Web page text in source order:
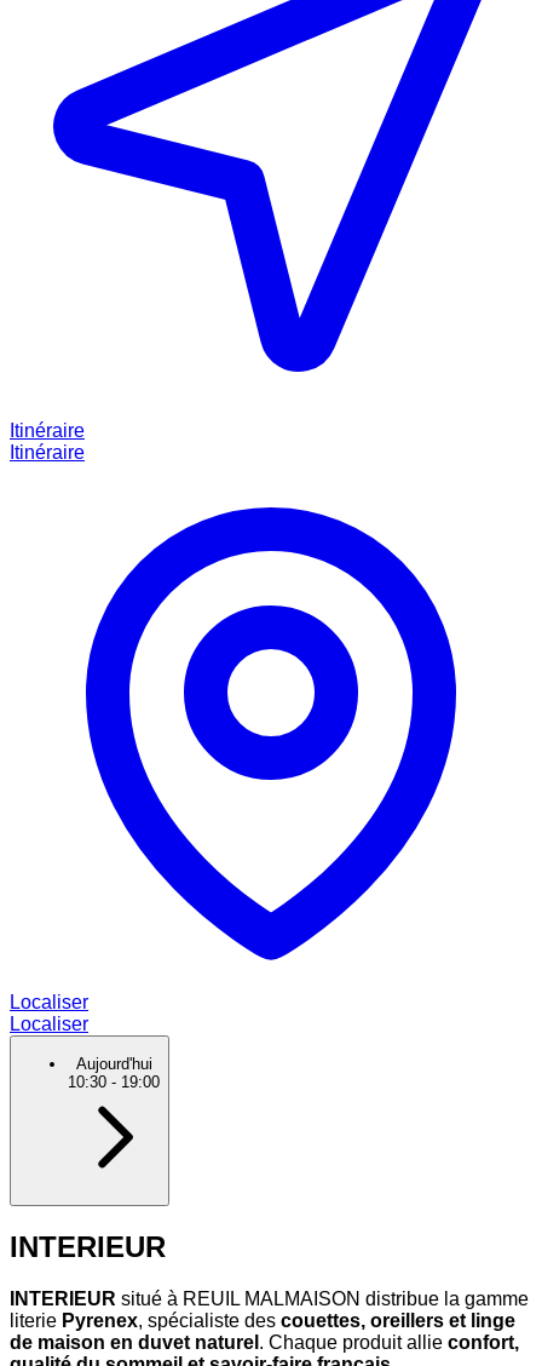
Itinéraire
Itinéraire
Localiser
Localiser
Aujourd'hui
10:30 - 19:00
INTERIEUR
INTERIEUR situé à REUIL MALMAISON distribue la gamme
literie Pyrenex, spécialiste des couettes, oreillers et linge
de maison en duvet naturel . Chaque produit allie confort,